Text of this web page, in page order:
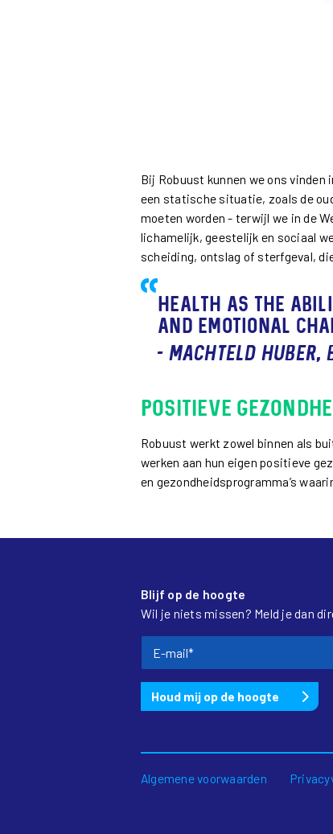
Bij Robuust kunnen we ons
een statische situatie, zoals de
moeten worden - terwijl we in de
lichamelijk, geestelijk en sociaal
scheiding, ontslag of sterfgeval,
Health as the
and emotional
- Machteld Huber,
Positieve
Robuust werkt zowel binnen als
werken aan hun eigen positieve
en gezondheidsprogramma’s
Blijf op de hoogte
Wil je niets missen? Meld je dan
Algemene voorwaarden